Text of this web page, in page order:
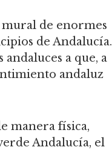
de enormes
de Andalucía.
a que, a
andaluz
manera física,
Andalucía, el